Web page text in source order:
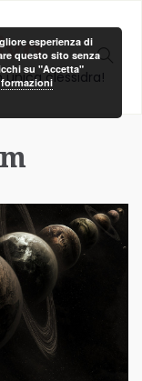
unica clessidra!
esperienza di
questo sito senza
su "Accetta"